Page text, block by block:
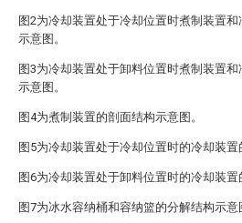
图2为冷却装置处于冷却位置时煮制装置
示意图。
图3为冷却装置处于卸料位置时煮制装置
示意图。
图4为煮制装置的剖面结构示意图。
图5为冷却装置处于冷却位置时的冷却装置
图6为冷却装置处于卸料位置时的冷却装置
图7为冰水容纳桶和容纳篮的分解结构示意